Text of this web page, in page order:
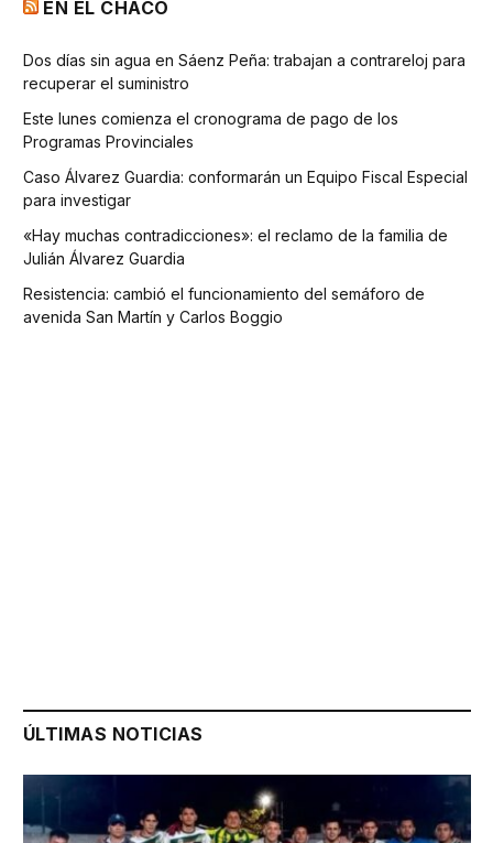
EN EL CHACO
Dos días sin agua en Sáenz Peña: trabajan a contrareloj para
recuperar el suministro
Este lunes comienza el cronograma de pago de los
Programas Provinciales
Caso Álvarez Guardia: conformarán un Equipo Fiscal Especial
para investigar
«Hay muchas contradicciones»: el reclamo de la familia de
Julián Álvarez Guardia
Resistencia: cambió el funcionamiento del semáforo de
avenida San Martín y Carlos Boggio
ÚLTIMAS NOTICIAS